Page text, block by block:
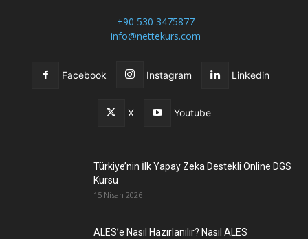
+90 530 3475877
info@nettekurs.com
Facebook Instagram Linkedin
X Youtube
Türkiye’nin İlk Yapay Zeka Destekli Online DGS
Kursu
15 Nisan 2026
ALES’e Nasıl Hazırlanılır? Nasıl ALES